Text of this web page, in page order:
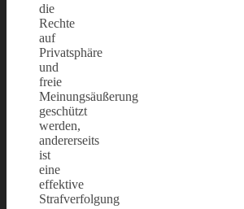
die
Rechte
auf
Privatsphäre
und
freie
Meinungsäußerung
geschützt
werden,
andererseits
ist
eine
effektive
Strafverfolgung